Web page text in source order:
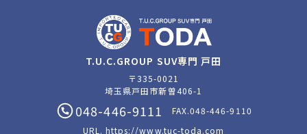
T.U.C.GROUP SUV専門 戸田
〒335-0021
埼玉県戸田市新曽406-1
048-446-9111
FAX.048-446-9110
URL.https://www.tuc-toda.com